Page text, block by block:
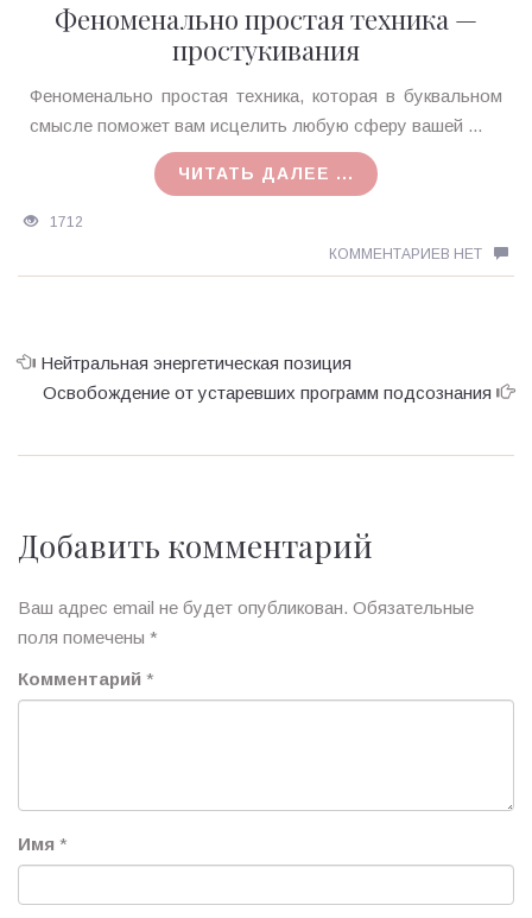
Феноменально простая техника —
простукивания
Ирина
MagicTantra
Феноменально простая техника, которая в буквальном
смысле поможет вам исцелить любую сферу вашей ...
ЧИТАТЬ ДАЛЕЕ ...
1712
КОММЕНТАРИЕВ НЕТ
Нейтральная энергетическая позиция
Освобождение от устаревших программ подсознания
Добавить комментарий
Ваш адрес email не будет опубликован. Обязательные
поля помечены *
Комментарий *
Имя *